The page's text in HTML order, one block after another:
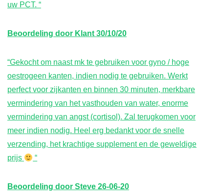
uw PCT. “
Beoordeling door Klant 30/10/20
“Gekocht om naast mk te gebruiken voor gyno / hoge
oestrogeen kanten, indien nodig te gebruiken. Werkt
perfect voor zijkanten en binnen 30 minuten, merkbare
vermindering van het vasthouden van water, enorme
vermindering van angst (cortisol). Zal terugkomen voor
meer indien nodig. Heel erg bedankt voor de snelle
verzending, het krachtige supplement en de geweldige
prijs
“
Beoordeling door Steve 26-06-20